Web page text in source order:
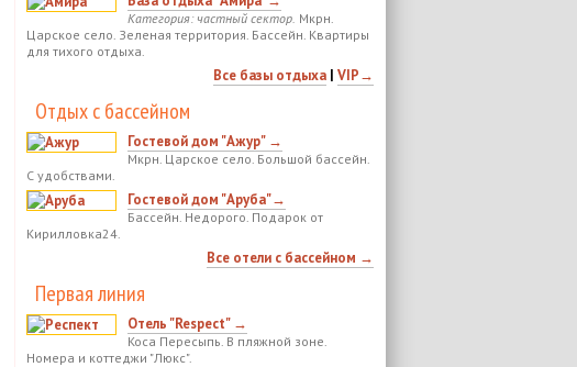
Категория: частный сектор. Мкрн.
Царское село. Зеленая территория. Бассейн. Квартиры
для тихого отдыха.
Все базы отдыха| VIP→
Отдых с бассейном
Гостевой дом "Ажур" →
Мкрн. Царское село. Большой бассейн.
С удобствами.
Гостевой дом "Аруба"→
Бассейн. Недорого. Подарок от
Кирилловка24.
Все отели с бассейном →
Первая линия
Отель "Respect" →
Коса Пересыпь. В пляжной зоне.
Номера и коттеджи "Люкс".